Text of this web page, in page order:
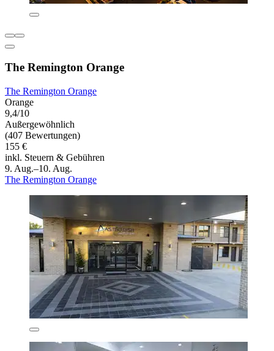
The Remington Orange
The Remington Orange
Orange
9,4/10
Außergewöhnlich
(407 Bewertungen)
155 €
inkl. Steuern & Gebühren
9. Aug.–10. Aug.
The Remington Orange